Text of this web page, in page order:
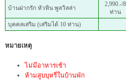
บ้านฝากรัก หัวหิน พูลวิลล่า
2,990.-/8
ท่าน
บุคคลเสริม (เสริมได้ 10 ท่าน)
หมายเหตุ
ไม่มีอาหารเช้า
ห้ามสูบบุหรี่ในบ้านพัก